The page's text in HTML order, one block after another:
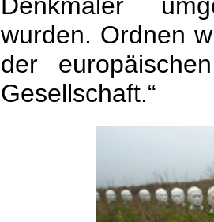
wurden. Ordnen
der
Gesellschaft.“